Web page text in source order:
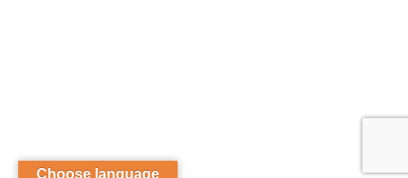
Choose language